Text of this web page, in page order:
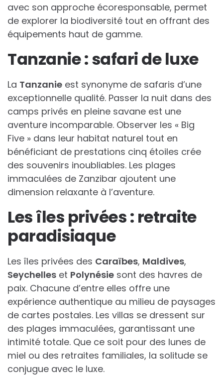
avec son approche écoresponsable, permet
de explorer la biodiversité tout en offrant des
équipements haut de gamme.
Tanzanie : safari de luxe
La Tanzanie est synonyme de safaris d’une
exceptionnelle qualité. Passer la nuit dans des
camps privés en pleine savane est une
aventure incomparable. Observer les « Big
Five » dans leur habitat naturel tout en
bénéficiant de prestations cinq étoiles crée
des souvenirs inoubliables. Les plages
immaculées de Zanzibar ajoutent une
dimension relaxante à l’aventure.
Les îles privées : retraite
paradisiaque
Les îles privées des Caraïbes, Maldives,
Seychelles et Polynésie sont des havres de
paix. Chacune d’entre elles offre une
expérience authentique au milieu de paysages
de cartes postales. Les villas se dressent sur
des plages immaculées, garantissant une
intimité totale. Que ce soit pour des lunes de
miel ou des retraites familiales, la solitude se
conjugue avec le luxe.